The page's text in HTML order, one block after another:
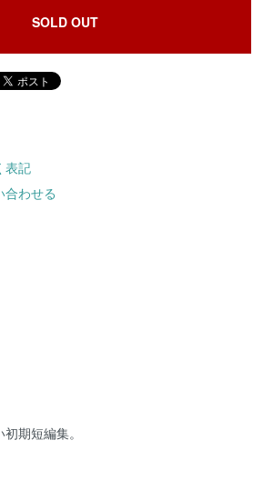
SOLD OUT
表記
合わせる
期短編集。